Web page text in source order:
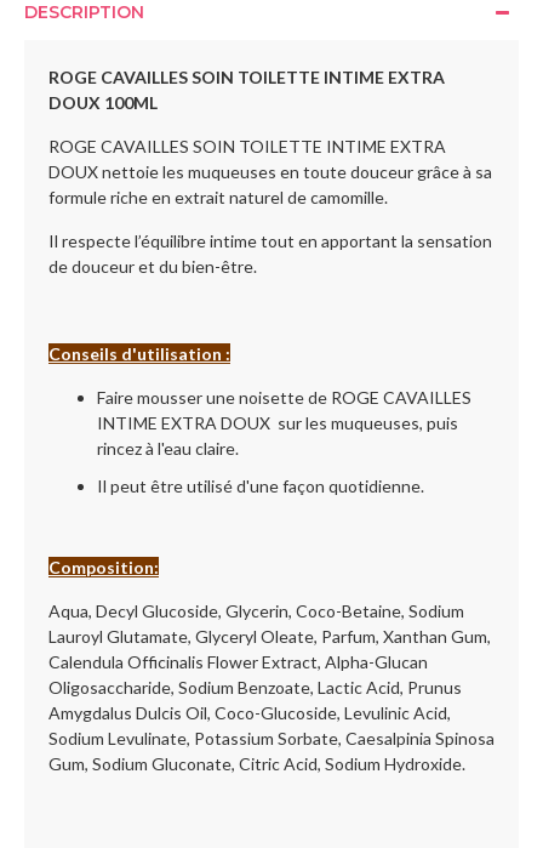
DESCRIPTION
ROGE CAVAILLES SOIN TOILETTE INTIME EXTRA
DOUX 100ML
ROGE CAVAILLES SOIN TOILETTE INTIME EXTRA
DOUX nettoie les muqueuses en toute douceur grâce à sa
formule riche en extrait naturel de camomille.
Il respecte l’équilibre intime tout en apportant la sensation
de douceur et du bien-être.
Conseils d'utilisation :
Faire mousser une noisette de ROGE CAVAILLES
INTIME EXTRA DOUX sur les muqueuses, puis
rincez à l'eau claire.
Il peut être utilisé d'une façon quotidienne.
Composition:
Aqua, Decyl Glucoside, Glycerin, Coco-Betaine, Sodium
Lauroyl Glutamate, Glyceryl Oleate, Parfum, Xanthan Gum,
Calendula Officinalis Flower Extract, Alpha-Glucan
Oligosaccharide, Sodium Benzoate, Lactic Acid, Prunus
Amygdalus Dulcis Oil, Coco-Glucoside, Levulinic Acid,
Sodium Levulinate, Potassium Sorbate, Caesalpinia Spinosa
Gum, Sodium Gluconate, Citric Acid, Sodium Hydroxide.